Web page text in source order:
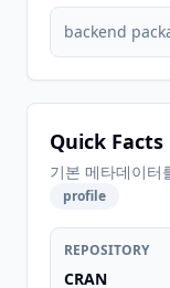
backend
Quick Facts
기본 메타데이터
profile
REPOSITORY
CRAN